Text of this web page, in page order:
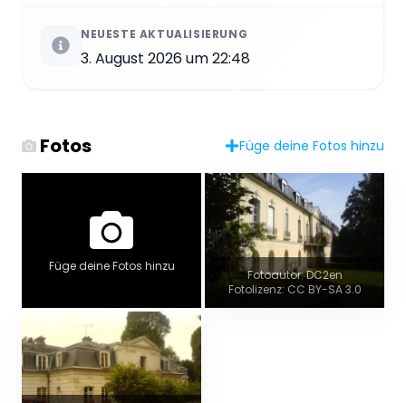
NEUESTE AKTUALISIERUNG
3. August 2026 um 22:48
Fotos Füge deine Fotos hinzu
Füge deine Fotos hinzu
Fotoautor: DC2en
Fotolizenz: CC BY-SA 3.0